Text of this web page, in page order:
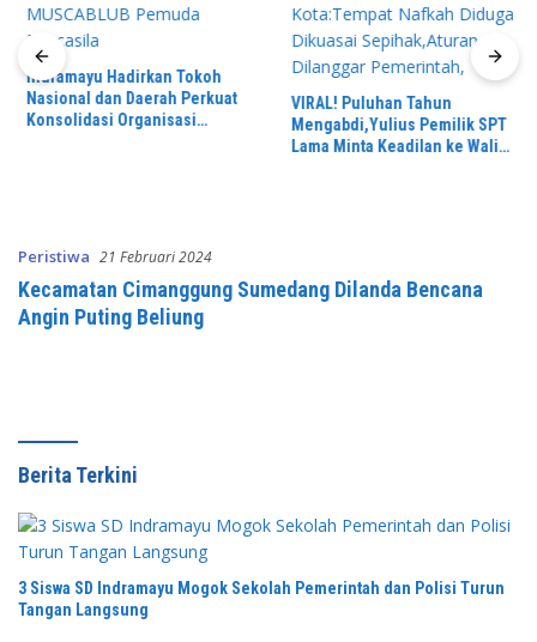
Indramayu Hadirkan Tokoh
Nasional dan Daerah Perkuat
Konsolidasi Organisasi
VIRAL! Puluhan Tahun
Mengabdi,Yulius Pemilik SPT
Lama Minta Keadilan ke Wali
Peristiwa 21 Februari 2024
Kecamatan Cimanggung Sumedang Dilanda Bencana
Angin Puting Beliung
Berita Terkini
3 Siswa SD Indramayu Mogok Sekolah Pemerintah dan Polisi Turun
Tangan Langsung